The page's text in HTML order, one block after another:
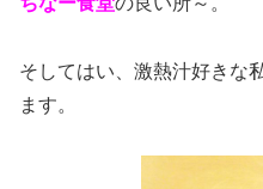
そしてはい、激熱汁好きな
ます。